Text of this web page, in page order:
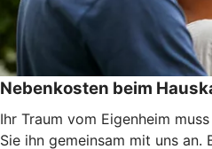
Nebenkosten beim
Ihr Traum vom Eigenheim
Sie ihn gemeinsam mit uns an.